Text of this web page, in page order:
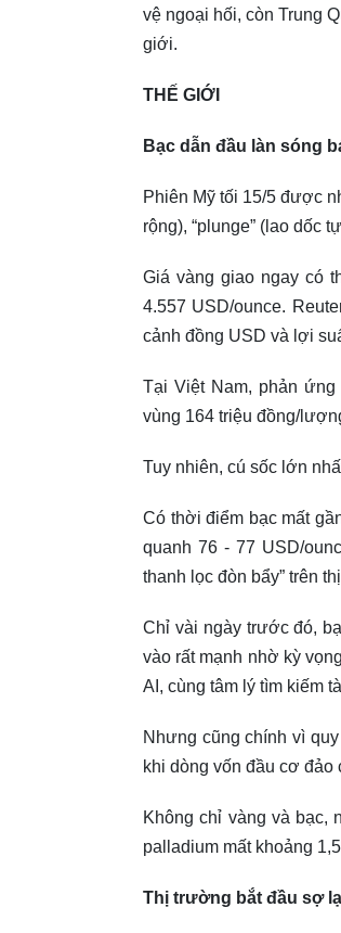
vệ ngoại hối, còn Trung
giới.
THẾ GIỚI
Bạc dẫn đầu làn sóng
Phiên Mỹ tối 15/5 được
rộng), “plunge” (lao dốc
Giá vàng giao ngay có
4.557 USD/ounce.
cảnh đồng USD và lợi
Tại Việt Nam, phản
vùng 164 triệu đồng/
Tuy nhiên, cú sốc lớn
Có thời điểm bạc mất
quanh 76 - 77 USD/
thanh lọc đòn bẩy” trên
Chỉ vài ngày trước đó,
vào rất mạnh nhờ kỳ
AI, cùng tâm lý tìm kiếm
Nhưng cũng chính vì
khi dòng vốn đầu cơ đảo
Không chỉ vàng và bạc,
palladium mất khoảng
Thị trường bắt đầu sợ